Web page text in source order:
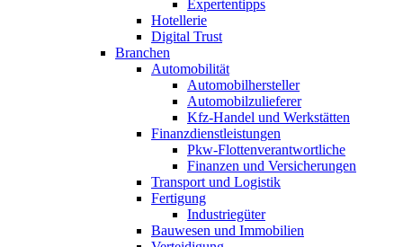
Expertentipps
Hotellerie
Digital Trust
Branchen
Automobilität
Automobilhersteller
Automobilzulieferer
Kfz-Handel und Werkstätten
Finanzdienstleistungen
Pkw‑Flottenverantwortliche
Finanzen und Versicherungen
Transport und Logistik
Fertigung
Industriegüter
Bauwesen und Immobilien